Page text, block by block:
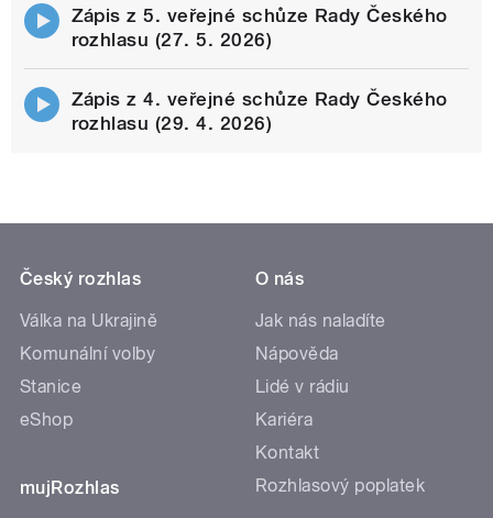
Zápis z 5. veřejné schůze Rady Českého
rozhlasu (27. 5. 2026)
Zápis z 4. veřejné schůze Rady Českého
rozhlasu (29. 4. 2026)
Český rozhlas
Válka na Ukrajině
Komunální volby
Stanice
eShop
mujRozhlas
O nás
Jak nás naladíte
Nápověda
Lidé v rádiu
Kariéra
Kontakt
Rozhlasový poplatek